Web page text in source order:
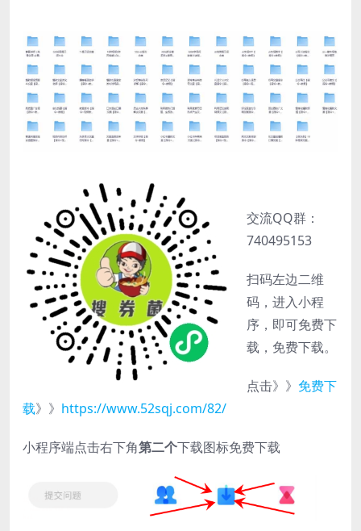
交流QQ群：
740495153
扫码左边二维
码，进入小程
序，即可免费下
载，免费下载。
点击》》 免费下
载》》 https://www.52sqj.com/82/
小程序端点击右下角第二个下载图标免费下载